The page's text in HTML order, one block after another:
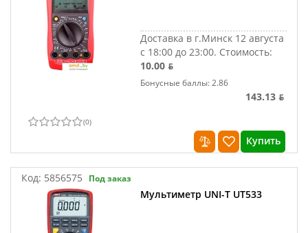
Доставка в г.Минск 12 августа
с 18:00 до 23:00. Стоимость:
10.00 ƃ
Бонусные баллы: 2.86
143.13 ƃ
(0)
Купить
Код: 5856575 Под заказ
Мультиметр UNI-T UT533